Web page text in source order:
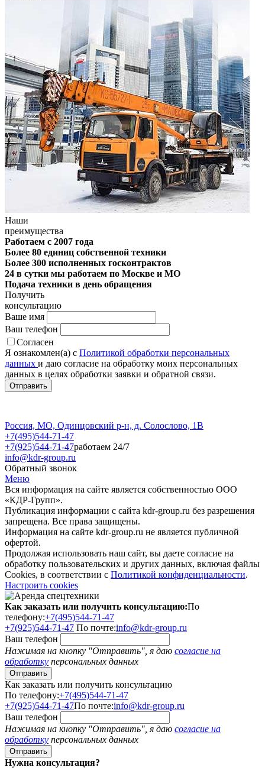
Наши
преимущества
Работаем с 2007 года
Более 80 единиц собственной техники
Более 300 исполненных госконтрактов
24 в сутки мы работаем по Москве и МО
Подача техники в день обращения
Получить
консультацию
Ваше имя
Ваш телефон
Согласен
Я ознакомлен(а) с Политикой обработки персональных
данных и даю согласие на обработку моих персональных
данных в целях обработки заявки и обратной связи.
Россия, МО, Одинцовский р-н, д. Солослово, 1В
+7(495)544-71-47
+7(925)544-71-47работаем 24/7
info@kdr-group.ru
Обратный звонок
Меню
Вся информация на сайте является собственностью ООО
«КДР-Групп».
Публикация информации с сайта kdr-group.ru без разрешения
запрещена. Все права защищены.
Информация на сайте kdr-group.ru не является публичной
офертой.
Продолжая использовать наш сайт, вы даете согласие на
обработку пользовательских и других данных, включая файлы
Cookies, в соответствии с Политикой конфиденциальности.
Настроить cookies
Как заказать или получить консультацию:По
телефону:+7(495)544-71-47
+7(925)544-71-47 По почте:info@kdr-group.ru
Ваш телефон
Нажимая на кнопку "Отправить", я даю согласие на
обработку персональных данных
Как заказать или получить консультацию
По телефону:+7(495)544-71-47
+7(925)544-71-47По почте:info@kdr-group.ru
Ваш телефон
Нажимая на кнопку "Отправить", я даю согласие на
обработку персональных данных
Нужна консультация?